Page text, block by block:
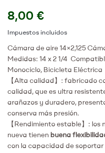
8,00 €
Impuestos incluidos
Cámara de aire 14×2,125
Medidas: 14 x 2 1/4
Monociclo, Bicicleta Eléctrica
【Alta calidad】: fabricado
calidad, que es ultra
arañazos y duradero,
conserva más presión.
【Rendimiento estable】:
nueva tienen buena
con la capacidad de soportar